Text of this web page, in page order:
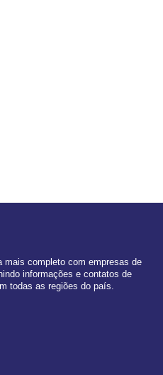
mais completo com empresas de
informações e contatos de
todas as regiões do país.